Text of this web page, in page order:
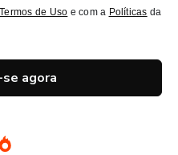
Termos de Uso e com a Políticas da
agora